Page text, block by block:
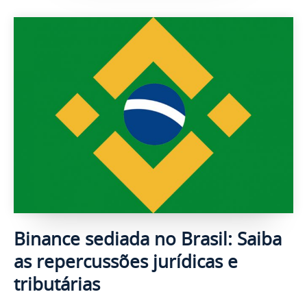
Binance sediada no Brasil: Saiba
as repercussões jurídicas e
tributárias